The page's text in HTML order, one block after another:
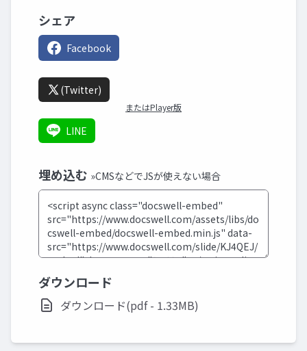
シェア
Facebook
(Twitter)
またはPlayer版
LINE
埋め込む »CMSなどでJSが使えない場合
ダウンロード
ダウンロード(pdf - 1.33MB)